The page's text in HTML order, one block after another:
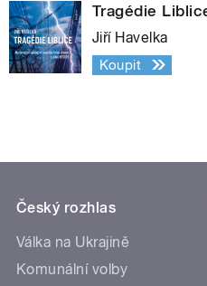
Tragédie
Jiří Havelka
Koupit
Český rozhlas
Válka na Ukrajině
Komunální volby